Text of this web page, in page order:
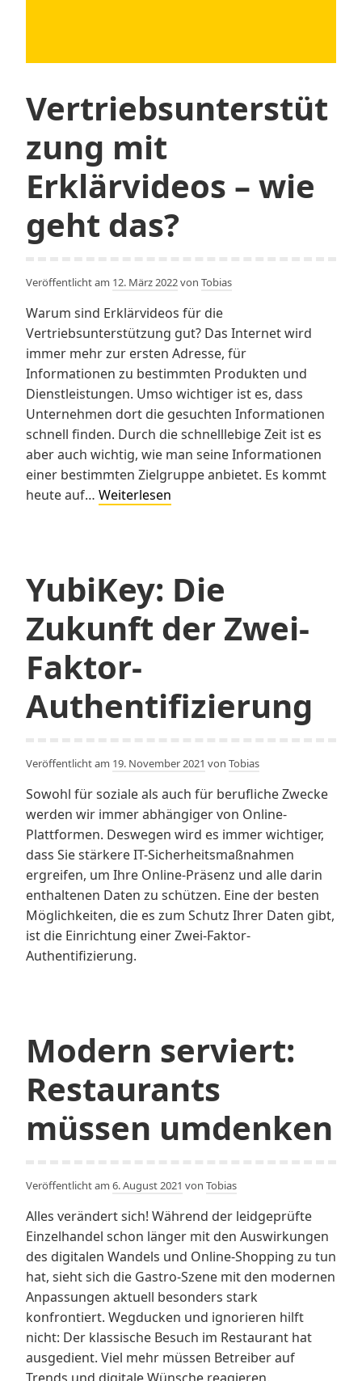
Vertriebsunterstüt
zung mit
Erklärvideos – wie
geht das?
Veröffentlicht am 12. März 2022von Tobias
Warum sind Erklärvideos für die
Vertriebsunterstützung gut? Das Internet wird
immer mehr zur ersten Adresse, für
Informationen zu bestimmten Produkten und
Dienstleistungen. Umso wichtiger ist es, dass
Unternehmen dort die gesuchten Informationen
schnell finden. Durch die schnelllebige Zeit ist es
aber auch wichtig, wie man seine Informationen
einer bestimmten Zielgruppe anbietet. Es kommt
heute auf… Weiterlesen
wie
geht
das?
YubiKey: Die
Zukunft der Zwei-
Faktor-
Authentifizierung
Veröffentlicht am 19. November 2021 von Tobias
Sowohl für soziale als auch für berufliche Zwecke
werden wir immer abhängiger von Online-
Plattformen. Deswegen wird es immer wichtiger,
dass Sie stärkere IT-Sicherheitsmaßnahmen
ergreifen, um Ihre Online-Präsenz und alle darin
enthaltenen Daten zu schützen. Eine der besten
Möglichkeiten, die es zum Schutz Ihrer Daten gibt,
ist die Einrichtung einer Zwei-Faktor-
Authentifizierung.
Modern serviert:
Restaurants
müssen umdenken
Veröffentlicht am 6. August 2021 von Tobias
Alles verändert sich! Während der leidgeprüfte
Einzelhandel schon länger mit den Auswirkungen
des digitalen Wandels und Online-Shopping zu tun
hat, sieht sich die Gastro-Szene mit den modernen
Anpassungen aktuell besonders stark
konfrontiert. Wegducken und ignorieren hilft
nicht: Der klassische Besuch im Restaurant hat
ausgedient. Viel mehr müssen Betreiber auf